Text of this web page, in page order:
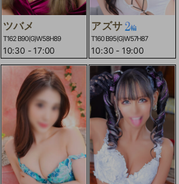
ツバメ
T162 B90(G)W58H89
10:30 - 17:00
アズサ
T160 B95(G)W57H87
10:30 - 19:00